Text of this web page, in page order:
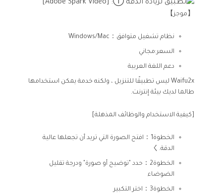
【موجز】
نظام تشغيل متوافق：Windows/Mac
السعر:مجاني
دعم اللغة العربية
Waifu2x ليس تطبيقًا للتنزيل ، ولكنه خدمة يمكن استخدامها
طالما لديك بيئة إنترنت.
[كيفية الاستخدام والوظائف المذهلة]
الخطوة1：افتح الصورة التي تريد أن تجعلها عالية
الدقة.く
الخطوة2：حدد "توضيح أو صورة" ودرجة تقليل
الضوضاء
الخطوة3：اختر التكبير